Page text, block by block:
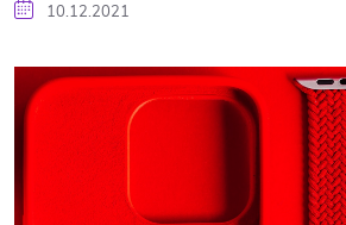
10.12.2021